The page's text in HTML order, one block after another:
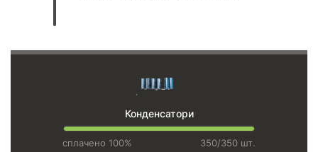
Конденсатори
сплачено 100% 350/350 шт.